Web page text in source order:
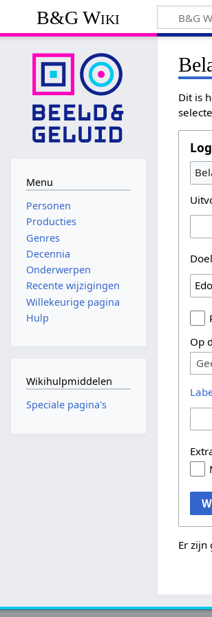
B&G Wiki
Dit is
Op
Er
Menu
Personen
Producties
Genres
Decennia
Onderwerpen
Recente wijzigingen
Willekeurige pagina
Hulp
Wikihulpmiddelen
Speciale pagina's